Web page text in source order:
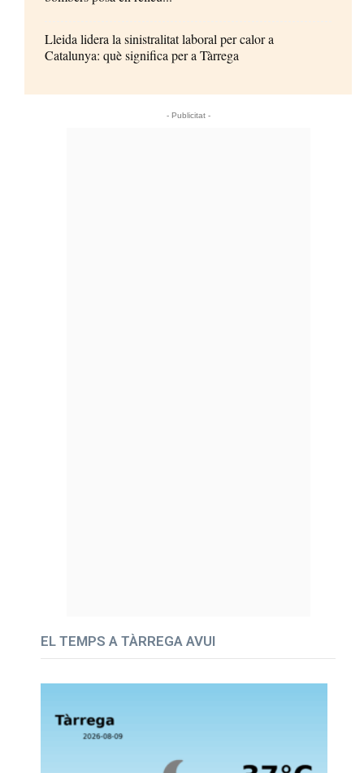
Lleida lidera la sinistralitat laboral per calor a
Catalunya: què significa per a Tàrrega
- Publicitat -
EL TEMPS A TÀRREGA AVUI